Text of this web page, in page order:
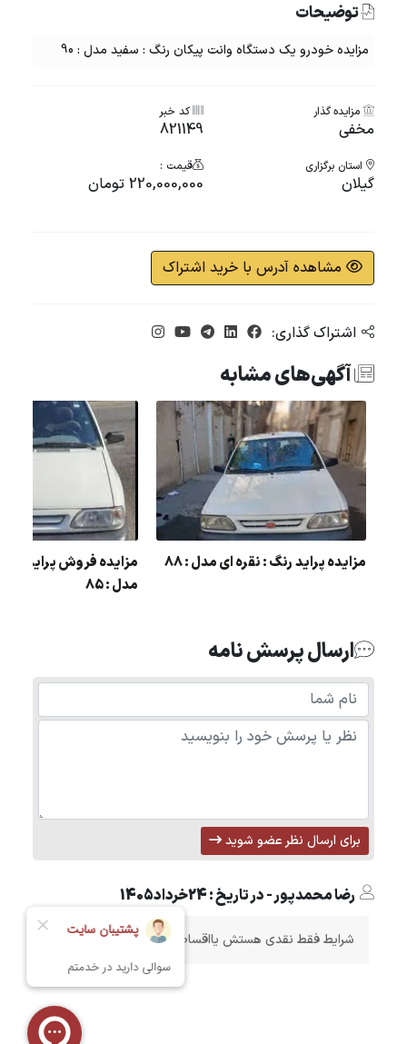
توضیحات
مزایده خودرو یک دستگاه وانت پیکان رنگ : سفید مدل : 90
مزایده گذار
مخفی
کد خبر
821149
استان برگزاری
گیلان
قیمت :
220,000,000 تومان
مشاهده آدرس با خرید اشتراک
اشتراک گذاری:
آگهی‌های مشابه
مزایده فروش پراید
مدل : 85
مزایده پراید رنگ : نقره ای مدل : 88
ارسال پرسش نامه
برای ارسال نظر عضو شوید
رضا محمدپور - در تاریخ : 24خرداد1405
شرایط فقط نقدی هستش یااقساطم داره